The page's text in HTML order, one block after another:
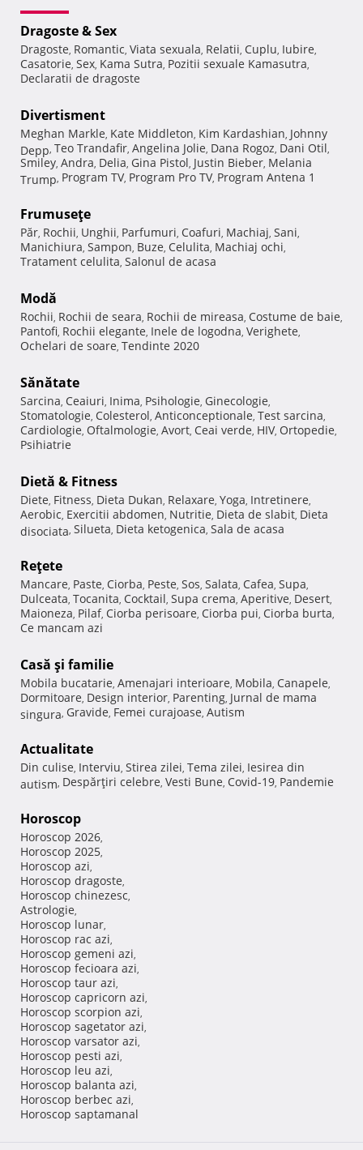
Dragoste & Sex
Dragoste, Romantic, Viata sexuala, Relatii, Cuplu, Iubire,
Casatorie, Sex, Kama Sutra, Pozitii sexuale Kamasutra,
Declaratii de dragoste
Divertisment
Meghan Markle, Kate Middleton, Kim Kardashian, Johnny
Depp, Teo Trandafir, Angelina Jolie, Dana Rogoz, Dani Otil,
Smiley, Andra, Delia, Gina Pistol, Justin Bieber, Melania
Trump, Program TV, Program Pro TV, Program Antena 1
Frumuseţe
Păr, Rochii, Unghii, Parfumuri, Coafuri, Machiaj, Sani,
Manichiura, Sampon, Buze, Celulita, Machiaj ochi,
Tratament celulita, Salonul de acasa
Modă
Rochii, Rochii de seara, Rochii de mireasa, Costume de baie,
Pantofi, Rochii elegante, Inele de logodna, Verighete,
Ochelari de soare, Tendinte 2020
Sănătate
Sarcina, Ceaiuri, Inima, Psihologie, Ginecologie,
Stomatologie, Colesterol, Anticonceptionale, Test sarcina,
Cardiologie, Oftalmologie, Avort, Ceai verde, HIV, Ortopedie,
Psihiatrie
Dietă & Fitness
Diete, Fitness, Dieta Dukan, Relaxare, Yoga, Intretinere,
Aerobic, Exercitii abdomen, Nutritie, Dieta de slabit, Dieta
disociata, Silueta, Dieta ketogenica, Sala de acasa
Reţete
Mancare, Paste, Ciorba, Peste, Sos, Salata, Cafea, Supa,
Dulceata, Tocanita, Cocktail, Supa crema, Aperitive, Desert,
Maioneza, Pilaf, Ciorba perisoare, Ciorba pui, Ciorba burta,
Ce mancam azi
Casă şi familie
Mobila bucatarie, Amenajari interioare, Mobila, Canapele,
Dormitoare, Design interior, Parenting, Jurnal de mama
singura, Gravide, Femei curajoase, Autism
Actualitate
Din culise, Interviu, Stirea zilei, Tema zilei, Iesirea din
autism, Despărţiri celebre, Vesti Bune, Covid-19, Pandemie
Horoscop
Horoscop 2026,
Horoscop 2025,
Horoscop azi,
Horoscop dragoste,
Horoscop chinezesc,
Astrologie,
Horoscop lunar,
Horoscop rac azi,
Horoscop gemeni azi,
Horoscop fecioara azi,
Horoscop taur azi,
Horoscop capricorn azi,
Horoscop scorpion azi,
Horoscop sagetator azi,
Horoscop varsator azi,
Horoscop pesti azi,
Horoscop leu azi,
Horoscop balanta azi,
Horoscop berbec azi,
Horoscop saptamanal